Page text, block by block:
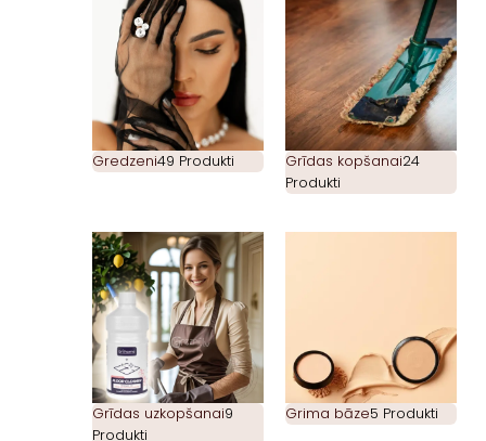
Gredzeni49 Produkti Grīdas kopšanai24
Produkti
Grīdas uzkopšanai9
Produkti
Grima bāze5 Produkti